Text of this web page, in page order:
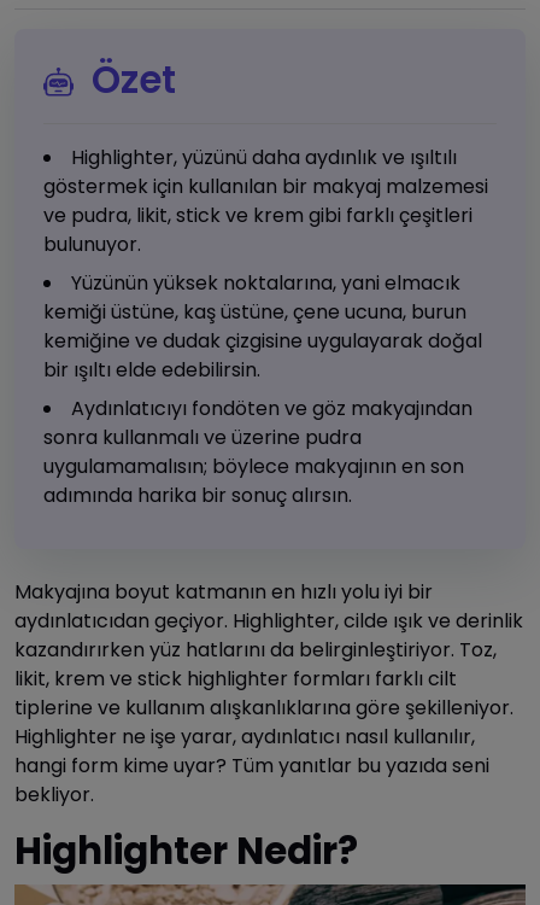
Özet
Highlighter, yüzünü daha aydınlık ve ışıltılı
göstermek için kullanılan bir makyaj malzemesi
ve pudra, likit, stick ve krem gibi farklı çeşitleri
bulunuyor.
Yüzünün yüksek noktalarına, yani elmacık
kemiği üstüne, kaş üstüne, çene ucuna, burun
kemiğine ve dudak çizgisine uygulayarak doğal
bir ışıltı elde edebilirsin.
Aydınlatıcıyı fondöten ve göz makyajından
sonra kullanmalı ve üzerine pudra
uygulamamalısın; böylece makyajının en son
adımında harika bir sonuç alırsın.
Makyajına boyut katmanın en hızlı yolu iyi bir
aydınlatıcıdan geçiyor. Highlighter, cilde ışık ve derinlik
kazandırırken yüz hatlarını da belirginleştiriyor. Toz,
likit, krem ve stick highlighter formları farklı cilt
tiplerine ve kullanım alışkanlıklarına göre şekilleniyor.
Highlighter ne işe yarar, aydınlatıcı nasıl kullanılır,
hangi form kime uyar? Tüm yanıtlar bu yazıda seni
bekliyor.
Highlighter Nedir?